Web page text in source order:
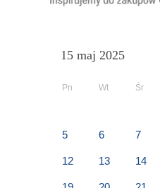
15 maj 2025
Pn Wt Śr
5 6 7
12 13 14